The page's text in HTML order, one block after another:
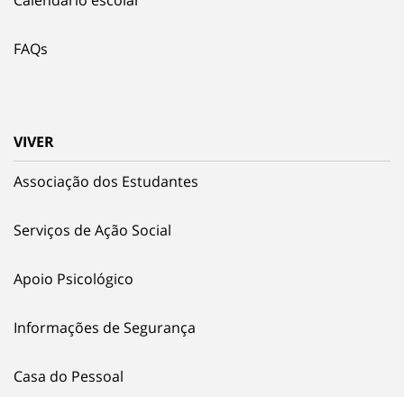
FAQs
VIVER
Associação dos Estudantes
Serviços de Ação Social
Apoio Psicológico
Informações de Segurança
Casa do Pessoal